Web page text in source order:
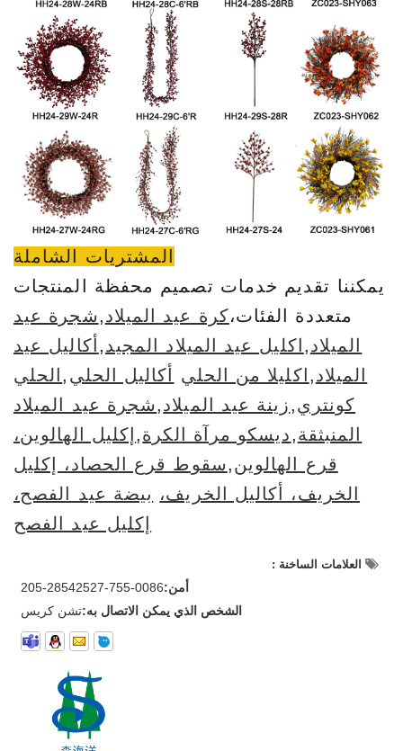
المشتريات الشاملة
يمكننا تقديم خدمات تصميم محفظة المنتجات
متعددة الفئات،كرة عيد الميلاد,شجرة عيد
الميلاد,اكليل عيد الميلاد المجيد,أكاليل عيد
الميلاد,اكليلا من الحلي أكاليل الحلي ,الحلي
كونتري,زينة عيد الميلاد,شجرة عيد الميلاد
المنبثقة,ديسكو مرآة الكرة,إكليل الهالوين،
قرع الهالوين,سقوط قرع الحصاد، إكليل
الخريف، أكاليل الخريف، بيضة عيد الفصح،
إكليل عيد الفصح
العلامات الساخنة :
أمن:0086-755-28542527-205
الشخص الذي يمكن الاتصال به:تشن كريس